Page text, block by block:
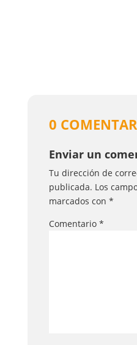
0
Enviar un
Tu dirección de
publicada. Los
marcados con *
Comentario *